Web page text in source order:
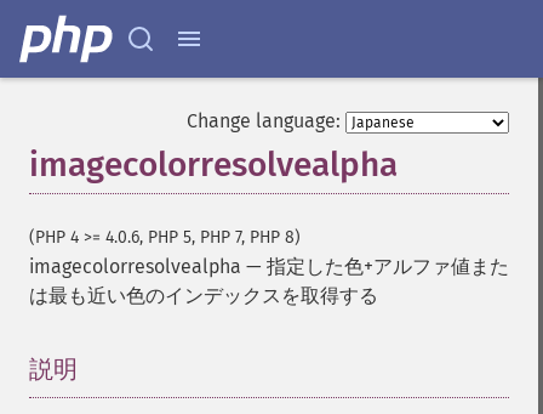
Change language:
imagecolorresolvealpha
(PHP 4 >= 4.0.6, PHP 5, PHP 7, PHP 8)
imagecolorresolvealpha — 指定した色+アルファ値また
は最も近い色のインデックスを取得する
説明